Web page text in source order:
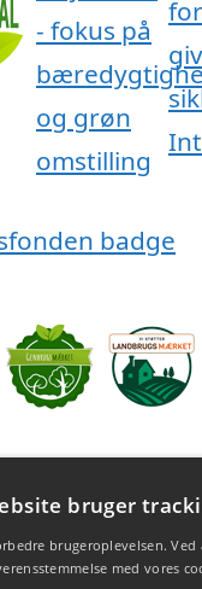
bruger
brugeroplevelsen.
med vores